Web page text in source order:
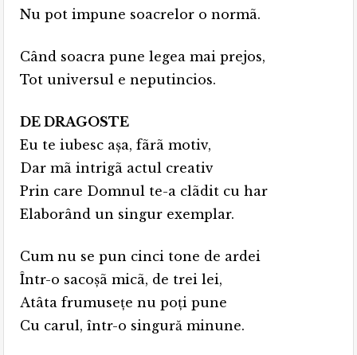
Nu pot impune soacrelor o normã.
Când soacra pune legea mai prejos,
Tot universul e neputincios.
DE DRAGOSTE
Eu te iubesc aşa, fãrã motiv,
Dar mã intrigã actul creativ
Prin care Domnul te-a clãdit cu har
Elaborând un singur exemplar.
Cum nu se pun cinci tone de ardei
Într-o sacoşã micã, de trei lei,
Atâta frumuseţe nu poţi pune
Cu carul, într-o singură minune.